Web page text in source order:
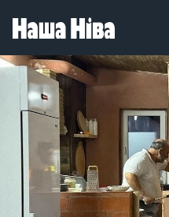
На свободе —
Андрей